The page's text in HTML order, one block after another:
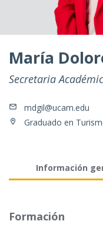
María
Secretaria
mdgil@ucam.edu
Graduado en
Información
Formación